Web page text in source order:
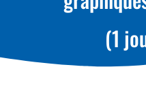
(1